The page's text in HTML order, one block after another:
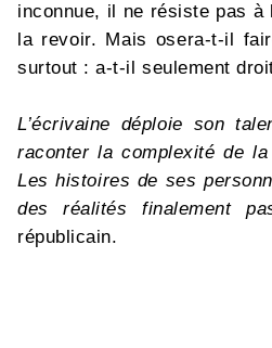
inconnue, il ne résiste pas à
la revoir. Mais osera-t-il
surtout : a-t-il seulement
L’écrivaine déploie son
raconter la complexité de
Les histoires de ses
des réalités finalement
républicain.